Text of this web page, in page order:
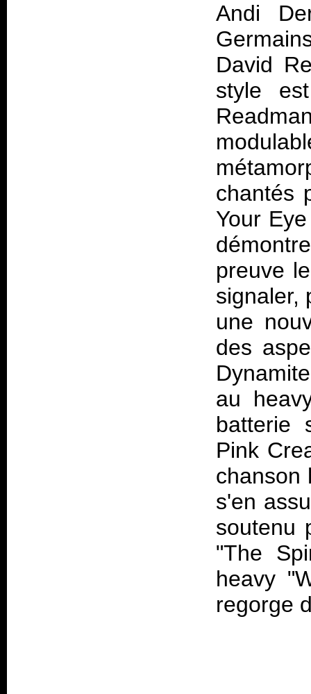
Andi
David
style
chantés
Your
preuve
signaler,
une
des
au
batterie
Pink
chanson
s'en
soutenu
"The
heavy